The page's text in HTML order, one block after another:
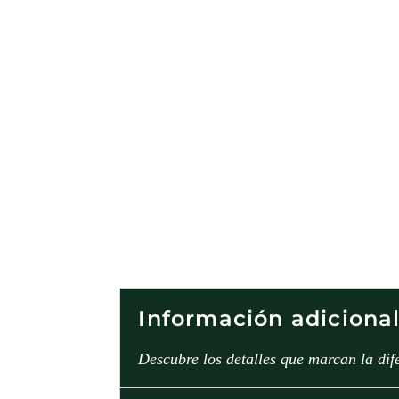
Información adicional
Descubre los detalles que marcan la